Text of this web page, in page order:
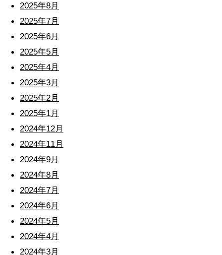
2025年8月
2025年7月
2025年6月
2025年5月
2025年4月
2025年3月
2025年2月
2025年1月
2024年12月
2024年11月
2024年9月
2024年8月
2024年7月
2024年6月
2024年5月
2024年4月
2024年3月